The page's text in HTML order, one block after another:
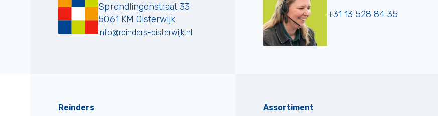
Sprendlingenstraat 33
5061 KM Oisterwijk
info@reinders-oisterwijk.nl
+31 13 528 84 35
Reinders Assortiment